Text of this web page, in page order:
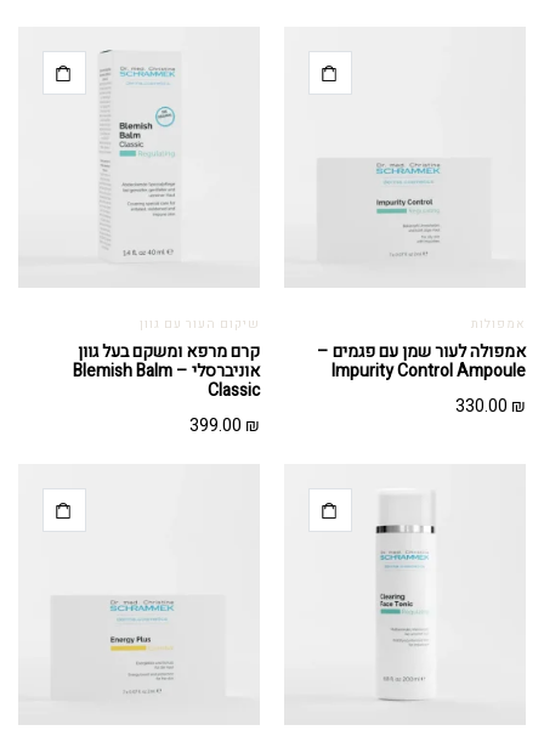
אמפולות
אמפולה לעור שמן עם פגמים –
Impurity Control Ampoule
330.00 ₪
שיקום העור עם גוון
קרם מרפא ומשקם בעל גוון
אוניברסלי – Blemish Balm
Classic
399.00 ₪